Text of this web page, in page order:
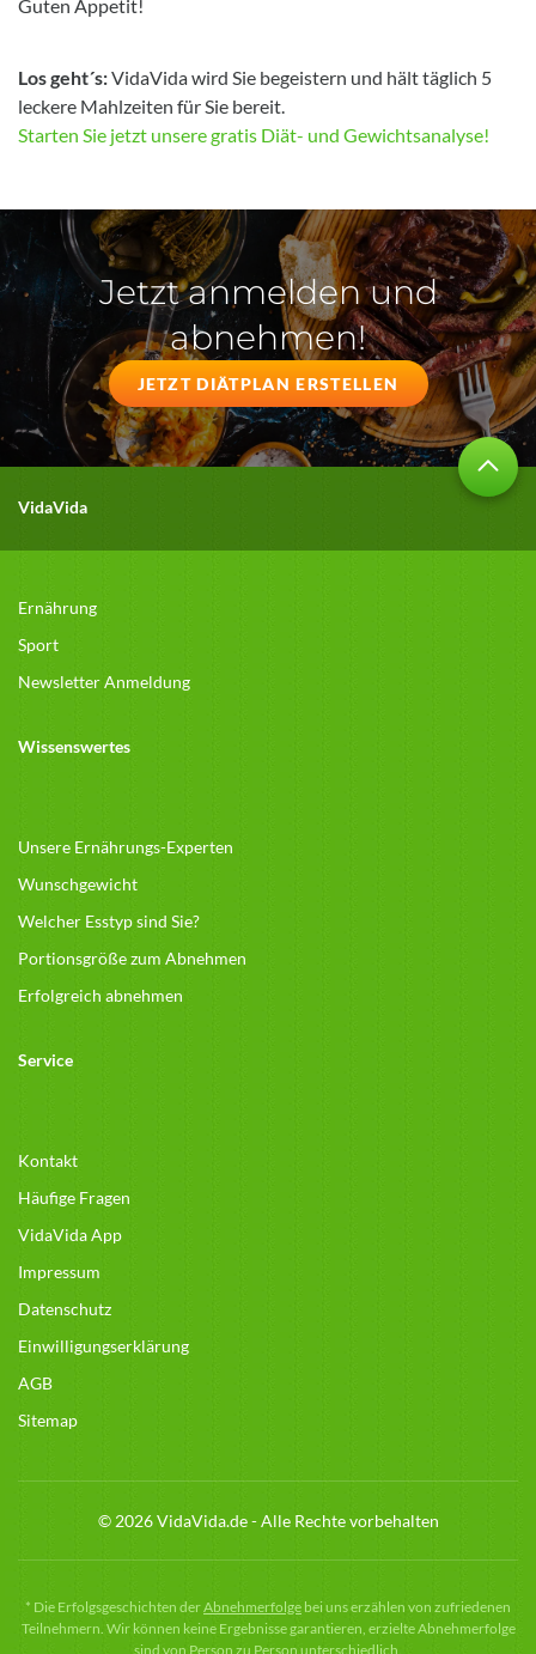
Guten Appetit!
Los geht´s:VidaVida wird Sie begeistern und hält täglich 5
leckere Mahlzeiten für Sie bereit.
Starten Sie jetzt unsere gratis Diät- und Gewichtsanalyse!
Jetzt anmelden und
abnehmen!
JETZT DIÄTPLAN ERSTELLEN
VidaVida
Ernährung
Sport
Newsletter Anmeldung
Wissenswertes
Unsere Ernährungs-Experten
Wunschgewicht
Welcher Esstyp sind Sie?
Portionsgröße zum Abnehmen
Erfolgreich abnehmen
Service
Kontakt
Häufige Fragen
VidaVida App
Impressum
Datenschutz
Einwilligungserklärung
AGB
Sitemap
© 2026 VidaVida.de - Alle Rechte vorbehalten
* Die Erfolgsgeschichten derAbnehmerfolge bei uns erzählen von zufriedenen
Teilnehmern. Wir können keine Ergebnisse garantieren, erzielte Abnehmerfolge
sind von Person zu Person unterschiedlich.